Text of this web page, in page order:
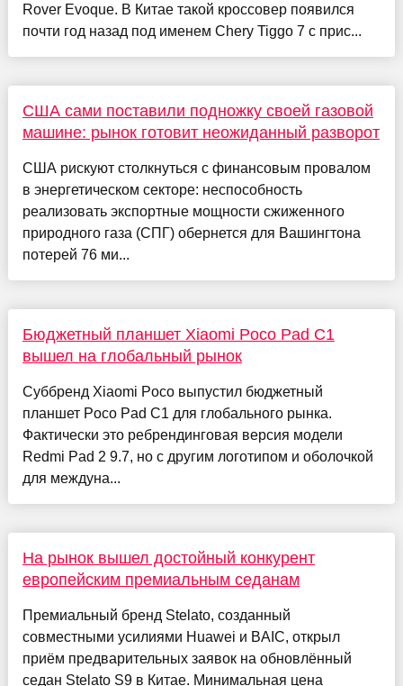
Rover Evoque. В Китае такой кроссовер появился
почти год назад под именем Chery Tiggo 7 с прис...
США сами поставили подножку своей газовой
машине: рынок готовит неожиданный разворот
США рискуют столкнуться с финансовым провалом
в энергетическом секторе: неспособность
реализовать экспортные мощности сжиженного
природного газа (СПГ) обернется для Вашингтона
потерей 76 ми...
Бюджетный планшет Xiaomi Poco Pad C1
вышел на глобальный рынок
Суббренд Xiaomi Poco выпустил бюджетный
планшет Poco Pad C1 для глобального рынка.
Фактически это ребрендинговая версия модели
Redmi Pad 2 9.7, но с другим логотипом и оболочкой
для междуна...
На рынок вышел достойный конкурент
европейским премиальным седанам
Премиальный бренд Stelato, созданный
совместными усилиями Huawei и BAIC, открыл
приём предварительных заявок на обновлённый
седан Stelato S9 в Китае. Минимальная цена